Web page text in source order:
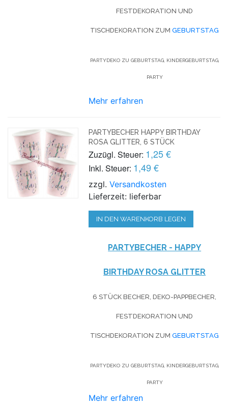
FESTDEKORATION UND
TISCHDEKORATION ZUMGEBURTSTAG
PARTYDEKO ZU GEBURTSTAG, KINDERGEBURTSTAG,
PARTY
Mehr erfahren
PARTYBECHER HAPPY BIRTHDAY
ROSA GLITTER, 6 STÜCK
Zuzügl. Steuer: 1,25 €
Inkl. Steuer: 1,49 €
zzgl.Versandkosten
Lieferzeit: lieferbar
IN DEN WARENKORB LEGEN
PARTYBECHER - HAPPY
BIRTHDAY ROSA GLITTER
6 STÜCK BECHER, DEKO-PAPPBECHER,
FESTDEKORATION UND
TISCHDEKORATION ZUMGEBURTSTAG
PARTYDEKO ZU GEBURTSTAG, KINDERGEBURTSTAG,
PARTY
Mehr erfahren